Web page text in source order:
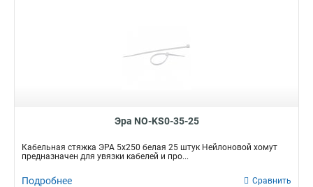
Эра NO-KS0-35-25
Кабельная стяжка ЭРА 5x250 белая 25 штук Нейлоновой хомут
предназначен для увязки кабелей и про...
Подробнее Сравнить